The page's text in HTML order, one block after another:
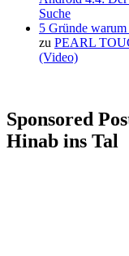
Suche
5 Gründe
zu PEARL
(Video)
Sponsored
Hinab ins Tal